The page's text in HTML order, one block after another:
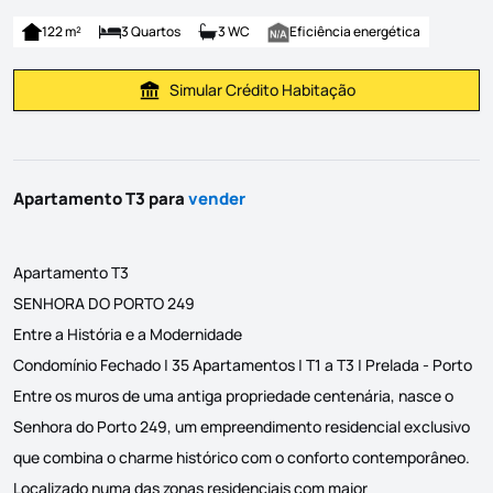
122 m² 3 Quartos 3 WC Eficiência energética
Simular Prestação
Simular Crédito Habitação
Apartamento T3 paravender
Apartamento T3
SENHORA DO PORTO 249
Entre a História e a Modernidade
Condomínio Fechado | 35 Apartamentos | T1 a T3 | Prelada - Porto
Entre os muros de uma antiga propriedade centenária, nasce o
Senhora do Porto 249, um empreendimento residencial exclusivo
que combina o charme histórico com o conforto contemporâneo.
Localizado numa das zonas residenciais com maior